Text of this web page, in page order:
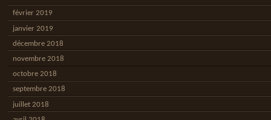
février 2019
janvier 2019
décembre 2018
novembre 2018
octobre 2018
septembre 2018
juillet 2018